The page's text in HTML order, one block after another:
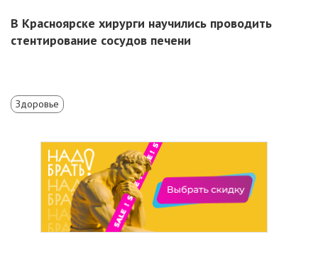
В Красноярске хирурги научились проводить
стентирование сосудов печени
Здоровье